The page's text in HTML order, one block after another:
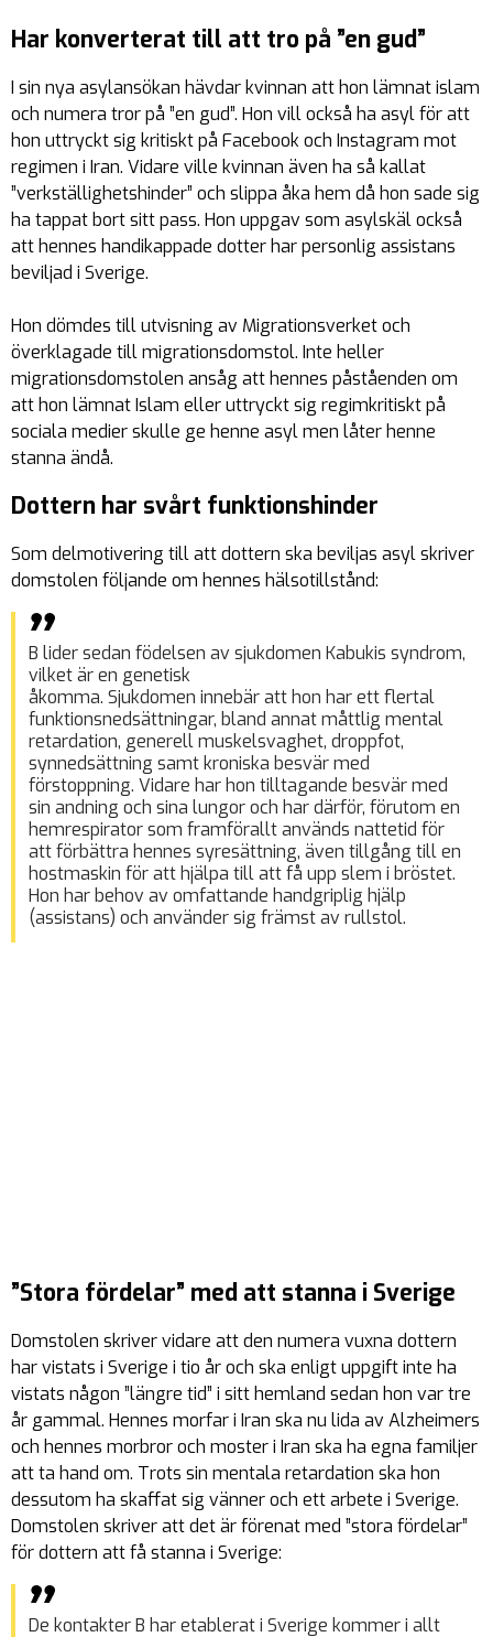
Har konverterat till att tro på ”en gud”
I sin nya asylansökan hävdar kvinnan att hon lämnat islam
och numera tror på ”en gud”. Hon vill också ha asyl för att
hon uttryckt sig kritiskt på Facebook och Instagram mot
regimen i Iran. Vidare ville kvinnan även ha så kallat
”verkställighetshinder” och slippa åka hem då hon sade sig
ha tappat bort sitt pass. Hon uppgav som asylskäl också
att hennes handikappade dotter har personlig assistans
beviljad i Sverige.
Hon dömdes till utvisning av Migrationsverket och
överklagade till migrationsdomstol. Inte heller
migrationsdomstolen ansåg att hennes påståenden om
att hon lämnat Islam eller uttryckt sig regimkritiskt på
sociala medier skulle ge henne asyl men låter henne
stanna ändå.
Dottern har svårt funktionshinder
Som delmotivering till att dottern ska beviljas asyl skriver
domstolen följande om hennes hälsotillstånd:
B lider sedan födelsen av sjukdomen Kabukis syndrom,
vilket är en genetisk
åkomma. Sjukdomen innebär att hon har ett flertal
funktionsnedsättningar, bland annat måttlig mental
retardation, generell muskelsvaghet, droppfot,
synnedsättning samt kroniska besvär med
förstoppning. Vidare har hon tilltagande besvär med
sin andning och sina lungor och har därför, förutom en
hemrespirator som framförallt används nattetid för
att förbättra hennes syresättning, även tillgång till en
hostmaskin för att hjälpa till att få upp slem i bröstet.
Hon har behov av omfattande handgriplig hjälp
(assistans) och använder sig främst av rullstol.
”Stora fördelar” med att stanna i Sverige
Domstolen skriver vidare att den numera vuxna dottern
har vistats i Sverige i tio år och ska enligt uppgift inte ha
vistats någon ”längre tid” i sitt hemland sedan hon var tre
år gammal. Hennes morfar i Iran ska nu lida av Alzheimers
och hennes morbror och moster i Iran ska ha egna familjer
att ta hand om. Trots sin mentala retardation ska hon
dessutom ha skaffat sig vänner och ett arbete i Sverige.
Domstolen skriver att det är förenat med ”stora fördelar”
för dottern att få stanna i Sverige:
De kontakter B har etablerat i Sverige kommer i allt